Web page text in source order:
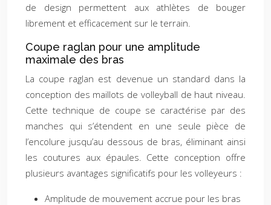
de design permettent aux athlètes de bouger
librement et efficacement sur le terrain.
Coupe raglan pour une amplitude
maximale des bras
La coupe raglan est devenue un standard dans la
conception des maillots de volleyball de haut niveau.
Cette technique de coupe se caractérise par des
manches qui s’étendent en une seule pièce de
l’encolure jusqu’au dessous de bras, éliminant ainsi
les coutures aux épaules. Cette conception offre
plusieurs avantages significatifs pour les volleyeurs :
Amplitude de mouvement accrue pour les bras